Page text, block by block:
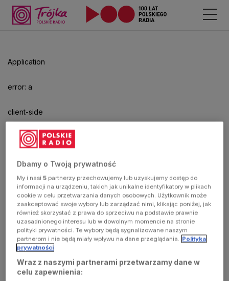
Application
error: a
client-side
exception
has
occurred
(see the
browser
console for
aby
odtwarzać.
Dbamy o Twoją prywatność
My i nasi5 partnerzy przechowujemy lub uzyskujemy dostęp do
informacji na urządzeniu, takich jak unikalne identyfikatory w plikach
cookie w celu przetwarzania danych osobowych. Użytkownik może
zaakceptować swoje wybory lub zarządzać nimi, klikając poniżej, jak
również skorzystać z prawa do sprzeciwu na podstawie prawnie
uzasadnionego interesu lub w dowolnym momencie na stronie
polityki prywatności. Te wybory będą sygnalizowane naszym
partnerom i nie będą miały wpływu na dane przeglądania. Polityka
prywatności
Wraz z naszymi partnerami przetwarzamy dane w
celu zapewnienia: